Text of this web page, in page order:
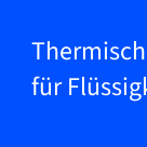
Märkte
für